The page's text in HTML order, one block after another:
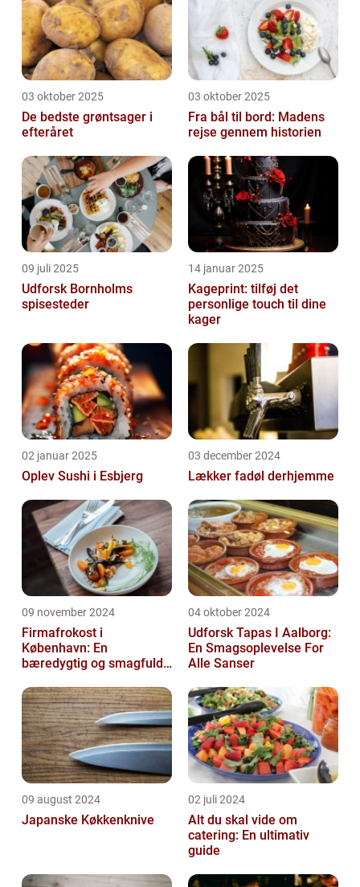
03 oktober 2025
De bedste grøntsager i
efteråret
03 oktober 2025
Fra bål til bord: Madens
rejse gennem historien
09 juli 2025
Udforsk Bornholms
spisesteder
14 januar 2025
Kageprint: tilføj det
personlige touch til dine
kager
02 januar 2025
Oplev Sushi i Esbjerg
03 december 2024
Lækker fadøl derhjemme
09 november 2024
Firmafrokost i
København: En
bæredygtig og smagfuld
04 oktober 2024
Udforsk Tapas I Aalborg:
En Smagsoplevelse For
Alle Sanser
09 august 2024
Japanske Køkkenknive
02 juli 2024
Alt du skal vide om
catering: En ultimativ
guide